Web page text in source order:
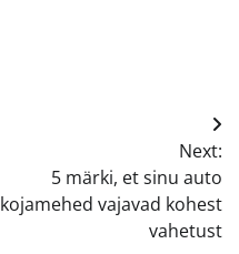
Next:
5 märki, et sinu auto
kojamehed vajavad kohest
vahetust